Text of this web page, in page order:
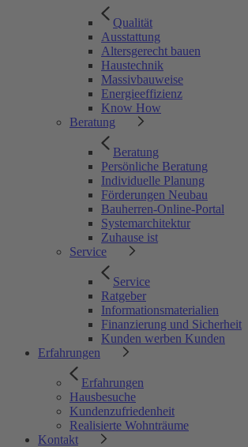
Qualität
Ausstattung
Altersgerecht bauen
Haustechnik
Massivbauweise
Energieeffizienz
Know How
Beratung
Beratung
Persönliche Beratung
Individuelle Planung
Förderungen Neubau
Bauherren-Online-Portal
Systemarchitektur
Zuhause ist
Service
Service
Ratgeber
Informationsmaterialien
Finanzierung und Sicherheit
Kunden werben Kunden
Erfahrungen
Erfahrungen
Hausbesuche
Kundenzufriedenheit
Realisierte Wohnträume
Kontakt